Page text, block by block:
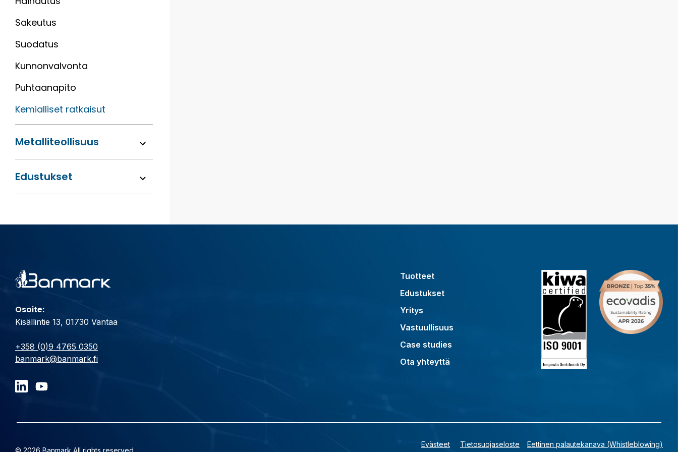
Sakeutus
Suodatus
Kunnonvalvonta
Puhtaanapito
Kemialliset ratkaisut
Metalli­teollisuus
Edustukset
Osoite:
Kisällintie 13, 01730 Vantaa
+358 (0)9 4765 0350
banmark@banmark.fi
Tuotteet
Edustukset
Yritys
Vastuullisuus
Case studies
Ota yhteyttä
Evästeet Tietosuojaseloste Eettinen palautekanava (Whistleblowing)